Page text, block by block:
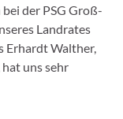
der PSG Groß-
Landrates
Erhardt Walther,
uns sehr